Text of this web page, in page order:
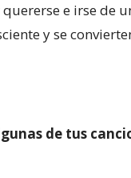
e irse de
y se
de tus